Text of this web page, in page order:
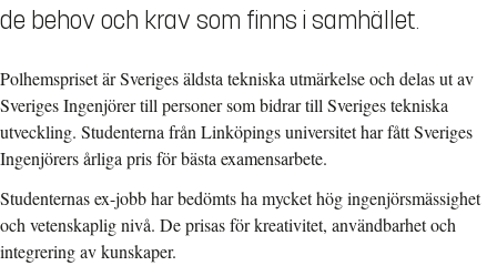
de behov och krav som finns i samhället.
Polhemspriset är Sveriges äldsta tekniska utmärkelse och delas ut av
Sveriges Ingenjörer till personer som bidrar till Sveriges tekniska
utveckling. Studenterna från Linköpings universitet har fått Sveriges
Ingenjörers årliga pris för bästa examensarbete.
Studenternas ex-jobb har bedömts ha mycket hög ingenjörsmässighet
och vetenskaplig nivå. De prisas för kreativitet, användbarhet och
integrering av kunskaper.